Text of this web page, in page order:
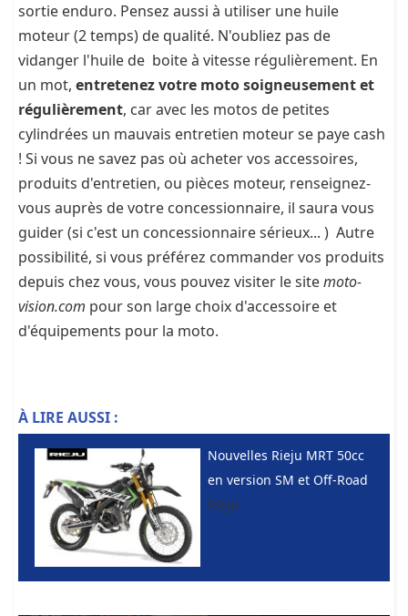
sortie enduro. Pensez aussi à utiliser une huile
moteur (2 temps) de qualité. N'oubliez pas de
vidanger l'huile de boite à vitesse régulièrement. En
un mot, entretenez votre moto soigneusement et
régulièrement, car avec les motos de petites
cylindrées un mauvais entretien moteur se paye cash
! Si vous ne savez pas où acheter vos accessoires,
produits d'entretien, ou pièces moteur, renseignez-
vous auprès de votre concessionnaire, il saura vous
guider (si c'est un concessionnaire sérieux... ) Autre
possibilité, si vous préférez commander vos produits
depuis chez vous, vous pouvez visiter le sitemoto-
vision.com pour son large choix d'accessoire et
d'équipements pour la moto.
À LIRE AUSSI :
Nouvelles Rieju MRT 50cc
en version SM et Off-Road
Rieju